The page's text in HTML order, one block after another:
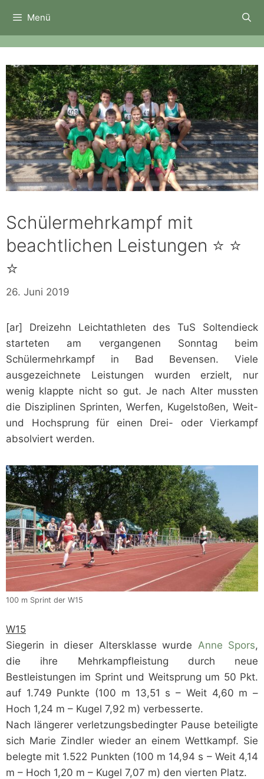
Inhalt
springen
Menü
Schülermehrkampf mit
beachtlichen Leistungen ⭐ ⭐
⭐
26. Juni 2019
[ar] Dreizehn Leichtathleten des TuS Soltendieck
starteten am vergangenen Sonntag beim
Schülermehrkampf in Bad Bevensen. Viele
ausgezeichnete Leistungen wurden erzielt, nur
wenig klappte nicht so gut. Je nach Alter mussten
die Disziplinen Sprinten, Werfen, Kugelstoßen, Weit-
und Hochsprung für einen Drei- oder Vierkampf
absolviert werden.
100 m Sprint der W15
W15
Siegerin in dieser Altersklasse wurde Anne Spors,
die ihre Mehrkampfleistung durch neue
Bestleistungen im Sprint und Weitsprung um 50 Pkt.
auf 1.749 Punkte (100 m 13,51 s – Weit 4,60 m –
Hoch 1,24 m – Kugel 7,92 m) verbesserte.
Nach längerer verletzungsbedingter Pause beteiligte
sich Marie Zindler wieder an einem Wettkampf. Sie
belegte mit 1.522 Punkten (100 m 14,94 s – Weit 4,14
m – Hoch 1,20 m – Kugel 7,07 m) den vierten Platz.